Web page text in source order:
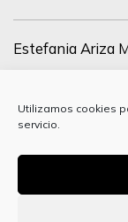
Utilizamos cookies
servicio.
Estefania Ariza
+34 627 24 37